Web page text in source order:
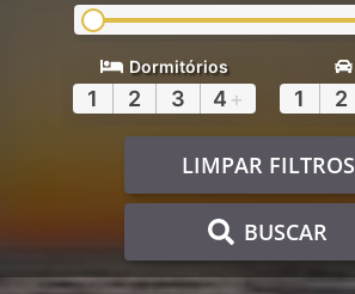
Dormitórios
1 2 3 4 + 1 2
LIMPAR FILTROS
BUSCAR